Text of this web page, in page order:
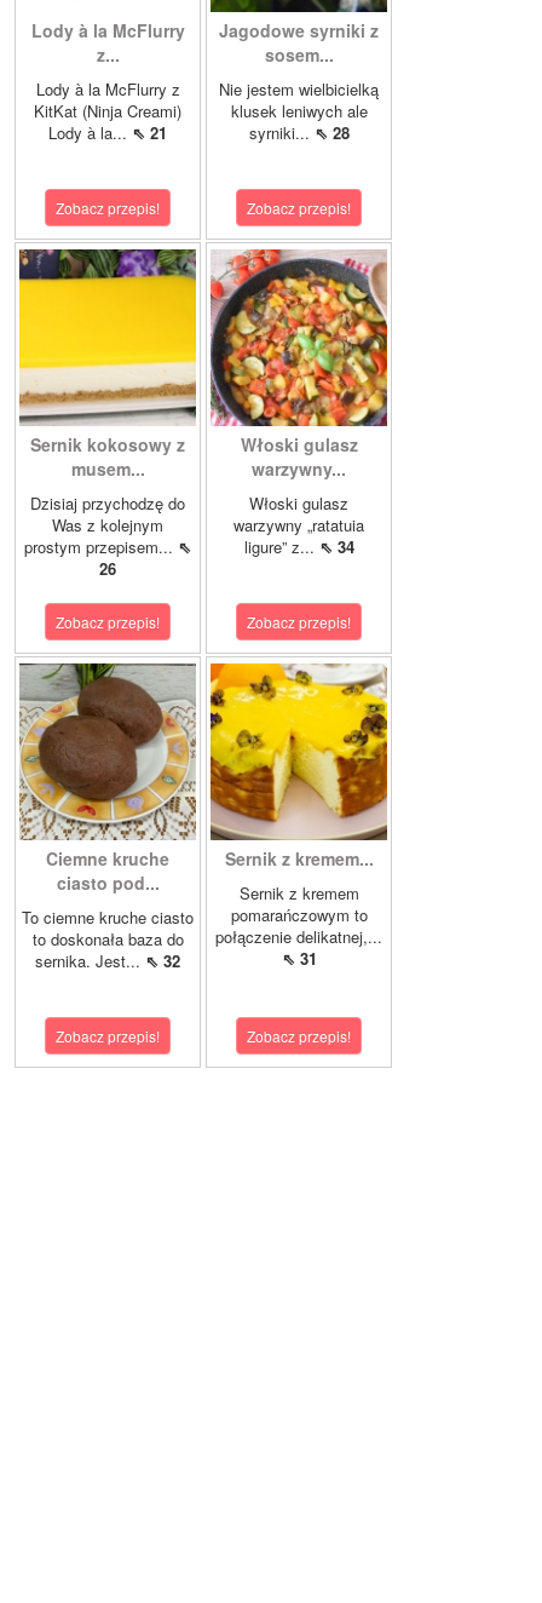
Lody à la McFlurry
z...
Lody à la McFlurry z
KitKat (Ninja Creami)
Lody à la... ⇖ 21
Zobacz przepis!
Jagodowe syrniki z
sosem...
Nie jestem wielbicielką
klusek leniwych ale
syrniki... ⇖ 28
Zobacz przepis!
Sernik kokosowy z
musem...
Dzisiaj przychodzę do
Was z kolejnym
prostym przepisem... ⇖
26
Zobacz przepis!
Włoski gulasz
warzywny...
Włoski gulasz
warzywny „ratatuia
ligure” z... ⇖ 34
Zobacz przepis!
Ciemne kruche
ciasto pod...
To ciemne kruche ciasto
to doskonała baza do
sernika. Jest... ⇖ 32
Zobacz przepis!
Sernik z kremem...
Sernik z kremem
pomarańczowym to
połączenie delikatnej,...
⇖ 31
Zobacz przepis!